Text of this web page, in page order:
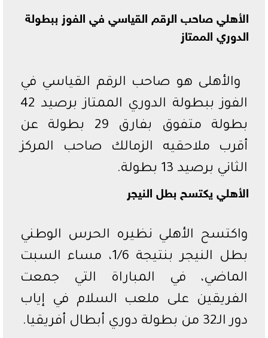
الأهلي صاحب الرقم القياسي في الفوز ببطولة
الدوري الممتاز
والأهلى هو صاحب الرقم القياسي في
الفوز ببطولة الدوري الممتاز برصيد 42
بطولة متفوق بفارق 29 بطولة عن
أقرب ملاحقيه الزمالك صاحب المركز
الثاني برصيد 13 بطولة.
الأهلي يكتسح بطل النيجر
واكتسح الأهلي نظيره الحرس الوطني
بطل النيجر بنتيجة 1/6، مساء السبت
الماضي، في المباراة التي جمعت
الفريقين على ملعب السلام في إياب
دور الـ32 من بطولة دوري أبطال أفريقيا.